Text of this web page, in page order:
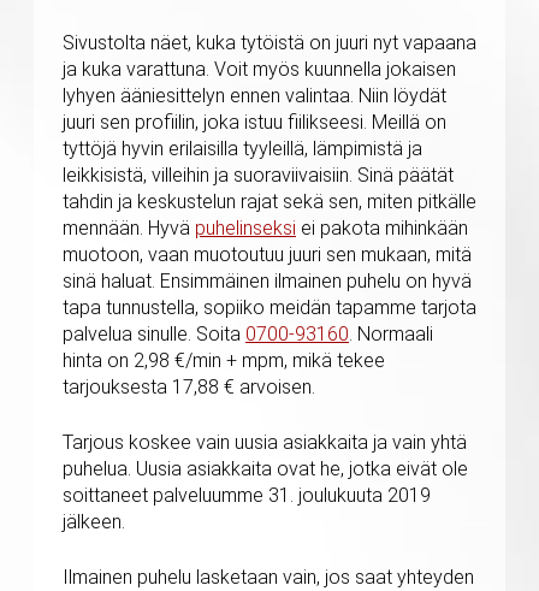
Sivustolta näet, kuka tytöistä on juuri nyt vapaana
ja kuka varattuna. Voit myös kuunnella jokaisen
lyhyen ääniesittelyn ennen valintaa. Niin löydät
juuri sen profiilin, joka istuu fiilikseesi. Meillä on
tyttöjä hyvin erilaisilla tyyleillä, lämpimistä ja
leikkisistä, villeihin ja suoraviivaisiin. Sinä päätät
tahdin ja keskustelun rajat sekä sen, miten pitkälle
mennään. Hyvä puhelinseksi ei pakota mihinkään
muotoon, vaan muotoutuu juuri sen mukaan, mitä
sinä haluat. Ensimmäinen ilmainen puhelu on hyvä
tapa tunnustella, sopiiko meidän tapamme tarjota
palvelua sinulle. Soita 0700-93160. Normaali
hinta on 2,98 €/min + mpm, mikä tekee
tarjouksesta 17,88 € arvoisen.
Tarjous koskee vain uusia asiakkaita ja vain yhtä
puhelua. Uusia asiakkaita ovat he, jotka eivät ole
soittaneet palveluumme 31. joulukuuta 2019
jälkeen.
Ilmainen puhelu lasketaan vain, jos saat yhteyden